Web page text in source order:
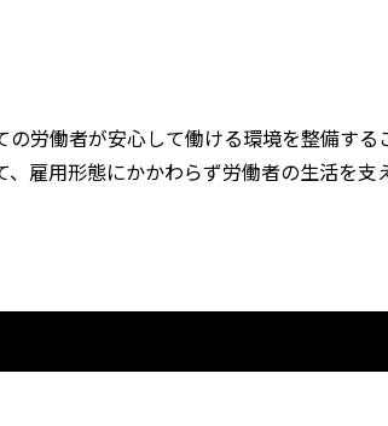
労働者が安心して働ける環境を整備する
雇用形態にかかわらず労働者の生活を支